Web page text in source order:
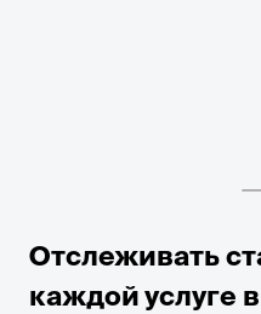
Отслеживать
каждой услуге